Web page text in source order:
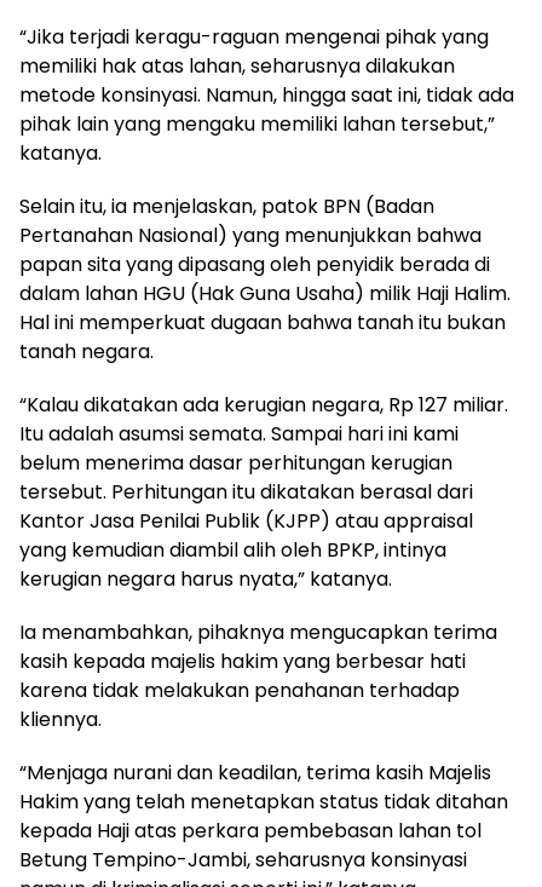
“Jika terjadi keragu-raguan mengenai pihak yang
memiliki hak atas lahan, seharusnya dilakukan
metode konsinyasi. Namun, hingga saat ini, tidak ada
pihak lain yang mengaku memiliki lahan tersebut,”
katanya.
Selain itu, ia menjelaskan, patok BPN (Badan
Pertanahan Nasional) yang menunjukkan bahwa
papan sita yang dipasang oleh penyidik berada di
dalam lahan HGU (Hak Guna Usaha) milik Haji Halim.
Hal ini memperkuat dugaan bahwa tanah itu bukan
tanah negara.
“Kalau dikatakan ada kerugian negara, Rp 127 miliar.
Itu adalah asumsi semata. Sampai hari ini kami
belum menerima dasar perhitungan kerugian
tersebut. Perhitungan itu dikatakan berasal dari
Kantor Jasa Penilai Publik (KJPP) atau appraisal
yang kemudian diambil alih oleh BPKP, intinya
kerugian negara harus nyata,” katanya.
Ia menambahkan, pihaknya mengucapkan terima
kasih kepada majelis hakim yang berbesar hati
karena tidak melakukan penahanan terhadap
kliennya.
“Menjaga nurani dan keadilan, terima kasih Majelis
Hakim yang telah menetapkan status tidak ditahan
kepada Haji atas perkara pembebasan lahan tol
Betung Tempino-Jambi, seharusnya konsinyasi